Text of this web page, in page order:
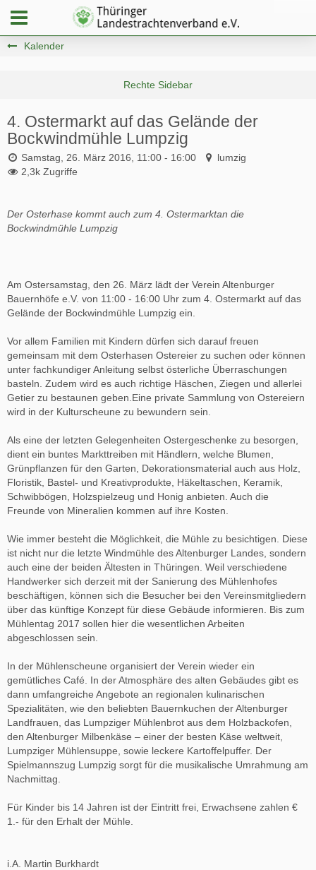
Kalender
4. Ostermarkt auf das Gelände der
Bockwindmühle Lumpzig
Samstag, 26. März 2016, 11:00 - 16:00
lumzig
2,3k Zugriffe
Der Osterhase kommt auch zum 4. Ostermarktan die
Bockwindmühle Lumpzig
Am Ostersamstag, den 26. März lädt der Verein Altenburger
Bauernhöfe e.V. von 11:00 - 16:00 Uhr zum 4. Ostermarkt auf das
Gelände der Bockwindmühle Lumpzig ein.
Vor allem Familien mit Kindern dürfen sich darauf freuen
gemeinsam mit dem Osterhasen Ostereier zu suchen oder können
unter fachkundiger Anleitung selbst österliche Überraschungen
basteln. Zudem wird es auch richtige Häschen, Ziegen und allerlei
Getier zu bestaunen geben.Eine private Sammlung von Ostereiern
wird in der Kulturscheune zu bewundern sein.
Als eine der letzten Gelegenheiten Ostergeschenke zu besorgen,
dient ein buntes Markttreiben mit Händlern, welche Blumen,
Grünpflanzen für den Garten, Dekorationsmaterial auch aus Holz,
Floristik, Bastel- und Kreativprodukte, Häkeltaschen, Keramik,
Schwibbögen, Holzspielzeug und Honig anbieten. Auch die
Freunde von Mineralien kommen auf ihre Kosten.
Wie immer besteht die Möglichkeit, die Mühle zu besichtigen. Diese
ist nicht nur die letzte Windmühle des Altenburger Landes, sondern
auch eine der beiden Ältesten in Thüringen. Weil verschiedene
Handwerker sich derzeit mit der Sanierung des Mühlenhofes
beschäftigen, können sich die Besucher bei den Vereinsmitgliedern
über das künftige Konzept für diese Gebäude informieren. Bis zum
Mühlentag 2017 sollen hier die wesentlichen Arbeiten
abgeschlossen sein.
In der Mühlenscheune organisiert der Verein wieder ein
gemütliches Café. In der Atmosphäre des alten Gebäudes gibt es
dann umfangreiche Angebote an regionalen kulinarischen
Spezialitäten, wie den beliebten Bauernkuchen der Altenburger
Landfrauen, das Lumpziger Mühlenbrot aus dem Holzbackofen,
den Altenburger Milbenkäse – einer der besten Käse weltweit,
Lumpziger Mühlensuppe, sowie leckere Kartoffelpuffer. Der
Spielmannszug Lumpzig sorgt für die musikalische Umrahmung am
Nachmittag.
Für Kinder bis 14 Jahren ist der Eintritt frei, Erwachsene zahlen €
1.- für den Erhalt der Mühle.
i.A. Martin Burkhardt